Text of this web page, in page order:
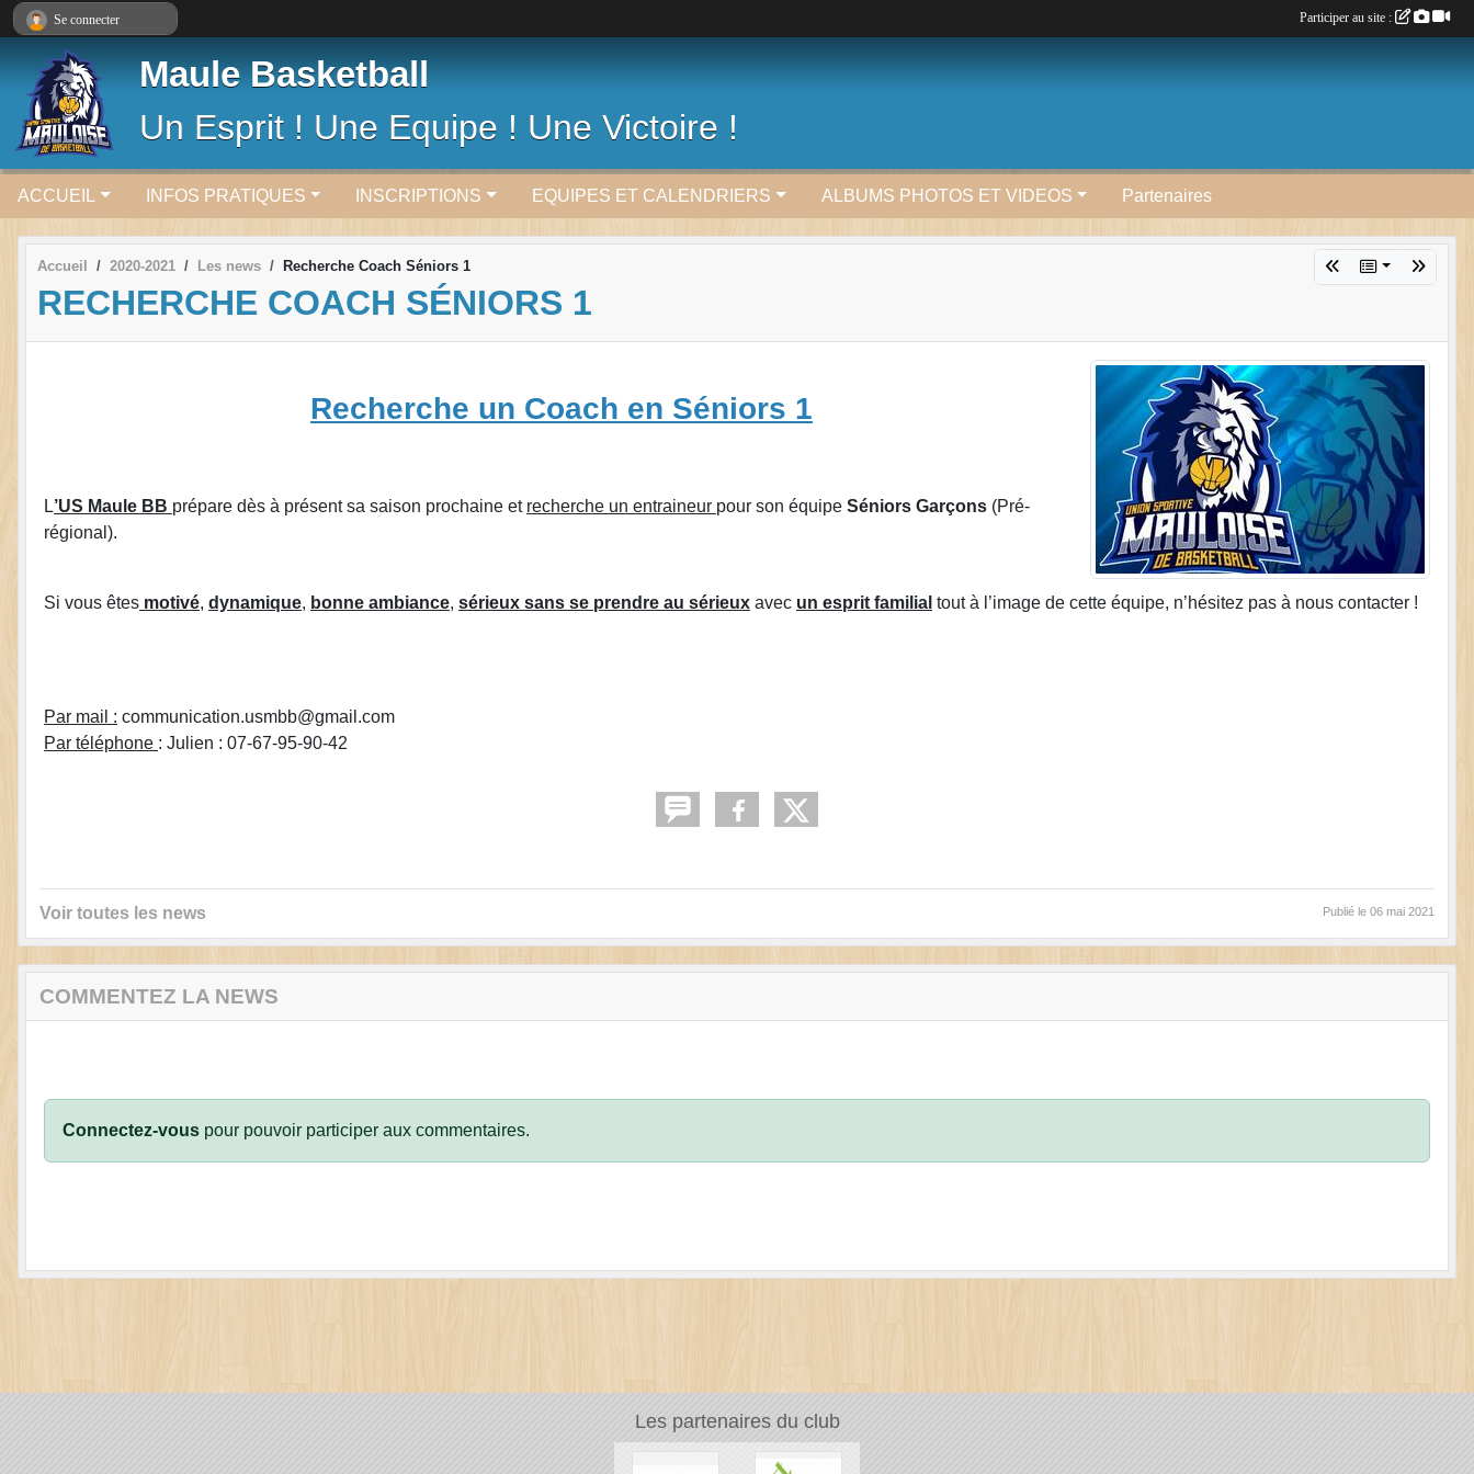
Maule Basketball
Un Esprit ! Une Equipe ! Une Victoire !
ACCUEIL INFOS PRATIQUES INSCRIPTIONS EQUIPES ET CALENDRIERS ALBUMS PHOTOS ET VIDEOS Partenaires
Accueil 2020-2021 Les news Recherche Coach Séniors 1
RECHERCHE COACH SÉNIORS 1
Recherche un Coach en Séniors 1
L’US Maule BB prépare dès à présent sa saison prochaine et recherche un entraineur pour son équipe Séniors Garçons (Pré-
régional).
Si vous êtes motivé, dynamique, bonne ambiance, sérieux sans se prendre au sérieux avec un esprit familial tout à l’image de cette équipe, n’hésitez pas à nous contacter !
Par mail : communication.usmbb@gmail.com
Par téléphone : Julien : 07-67-95-90-42
Voir toutes les news Publié le 06 mai 2021
COMMENTEZ LA NEWS
Connectez-vous pour pouvoir participer aux commentaires.
Les partenaires du club
Se connecter Participer au site :
Panneau de gestion des cookies